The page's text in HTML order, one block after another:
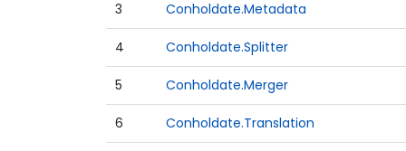
3 Conholdate.Metadata
4 Conholdate.Splitter
5 Conholdate.Merger
6 Conholdate.Translation